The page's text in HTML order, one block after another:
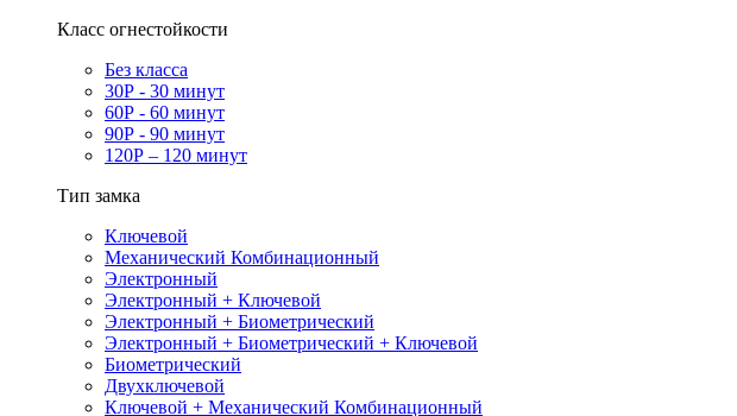
Класс огнестойкости
Без класса
30Р - 30 минут
60Р - 60 минут
90Р - 90 минут
120Р – 120 минут
Тип замка
Ключевой
Механический Комбинационный
Электронный
Электронный + Ключевой
Электронный + Биометрический
Электронный + Биометрический + Ключевой
Биометрический
Двухключевой
Ключевой + Механический Комбинационный